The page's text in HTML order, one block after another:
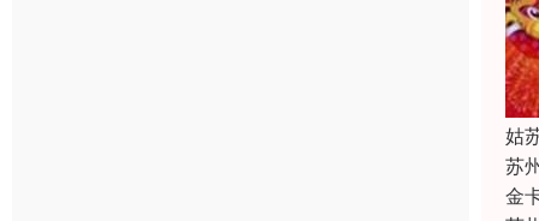
姑
苏
金